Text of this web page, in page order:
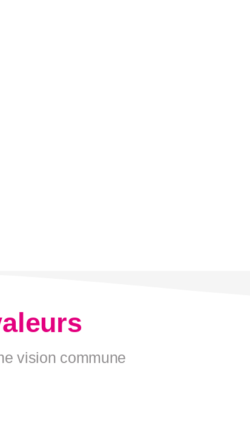
vision commune